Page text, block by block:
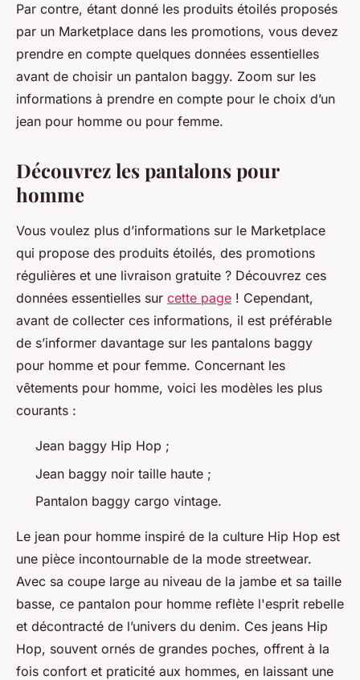
Par contre, étant donné les produits étoilés proposés
par un Marketplace dans les promotions, vous devez
prendre en compte quelques données essentielles
avant de choisir un pantalon baggy. Zoom sur les
informations à prendre en compte pour le choix d’un
jean pour homme ou pour femme.
Découvrez les pantalons pour
homme
Vous voulez plus d’informations sur le Marketplace
qui propose des produits étoilés, des promotions
régulières et une livraison gratuite ? Découvrez ces
données essentielles sur cette page ! Cependant,
avant de collecter ces informations, il est préférable
de s’informer davantage sur les pantalons baggy
pour homme et pour femme. Concernant les
vêtements pour homme, voici les modèles les plus
courants :
Jean baggy Hip Hop ;
Jean baggy noir taille haute ;
Pantalon baggy cargo vintage.
Le jean pour homme inspiré de la culture Hip Hop est
une pièce incontournable de la mode streetwear.
Avec sa coupe large au niveau de la jambe et sa taille
basse, ce pantalon pour homme reflète l'esprit rebelle
et décontracté de l’univers du denim. Ces jeans Hip
Hop, souvent ornés de grandes poches, offrent à la
fois confort et praticité aux hommes, en laissant une